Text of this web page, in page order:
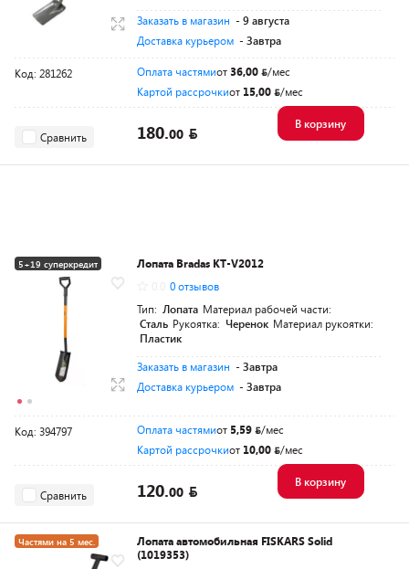
Заказать в магазин - 9 августа
Доставка курьером - Завтра
Код: 281262 Оплата частямиот36,00
/мес
Картой рассрочкиот 15,00 /мес
Сравнить 180.00
В корзину
5+19 суперкредит
Лопата Bradas KT-V2012
0 отзывов
Тип: Лопата Материал рабочей части:
Сталь Рукоятка: Черенок Материал рукоятки:
Пластик
Заказать в магазин - Завтра
Доставка курьером - Завтра
Код: 394797 Оплата частямиот 5,59
/мес
Картой рассрочкиот 10,00 /мес
Сравнить 120.00
В корзину
Частями на 5 мес.
Лопата автомобильная FISKARS Solid
(1019353)